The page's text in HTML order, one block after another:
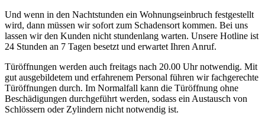
Und wenn in den Nachtstunden ein Wohnungseinbruch festgestellt
wird, dann müssen wir sofort zum Schadensort kommen. Bei uns
lassen wir den Kunden nicht stundenlang warten. Unsere Hotline ist
24 Stunden an 7 Tagen besetzt und erwartet Ihren Anruf.
Türöffnungen werden auch freitags nach 20.00 Uhr notwendig. Mit
gut ausgebildetem und erfahrenem Personal führen wir fachgerechte
Türöffnungen durch. Im Normalfall kann die Türöffnung ohne
Beschädigungen durchgeführt werden, sodass ein Austausch von
Schlössern oder Zylindern nicht notwendig ist.